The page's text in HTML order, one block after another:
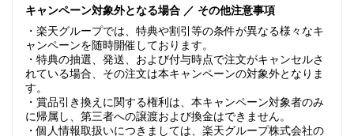
キャンペーン対象外となる場合 ／ その他注意事項
・楽天グループでは、特典や割引等の条件が異なる様々なキ
ャンペーンを随時開催しております。
・特典の抽選、発送、および付与時点で注文がキャンセルさ
れている場合、その注文は本キャンペーンの対象外となりま
す。
・賞品引き換えに関する権利は、本キャンペーン対象者のみ
に帰属し、第三者への譲渡および換金はできません。
・個人情報取扱いにつきましては、楽天グループ株式会社の